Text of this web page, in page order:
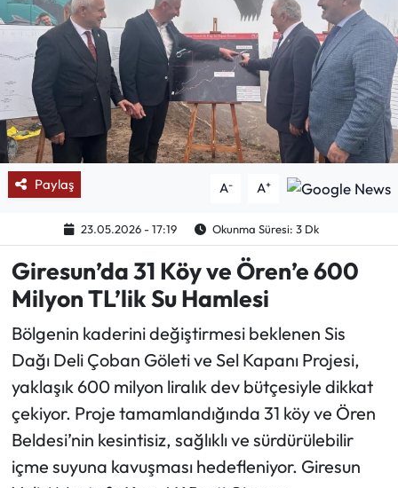
Paylaş A- A+
23.05.2026 - 17:19 Okunma Süresi: 3 Dk
Giresun’da 31 Köy ve Ören’e 600
Milyon TL’lik Su Hamlesi
Bölgenin kaderini değiştirmesi beklenen Sis
Dağı Deli Çoban Göleti ve Sel Kapanı Projesi,
yaklaşık 600 milyon liralık dev bütçesiyle dikkat
çekiyor. Proje tamamlandığında 31 köy ve Ören
Beldesi’nin kesintisiz, sağlıklı ve sürdürülebilir
içme suyuna kavuşması hedefleniyor. Giresun
Köşe Yazıları
Karikatür Galeri
BIK
ASTROLOJİ
Mektup Galeri
Ekonomi
Sağlık
Turizm
Teknoloji